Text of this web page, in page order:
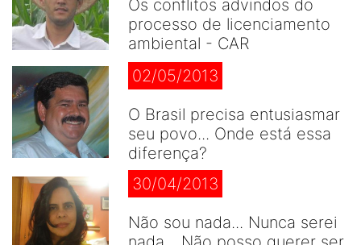
Os conflitos advindos do
processo de licenciamento
ambiental - CAR
02/05/2013
O Brasil precisa entusiasmar
seu povo... Onde está essa
diferença?
30/04/2013
Não sou nada... Nunca serei